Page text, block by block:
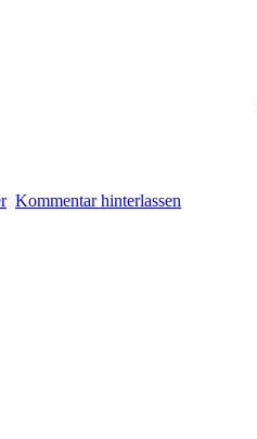
Kommentar hinterlassen